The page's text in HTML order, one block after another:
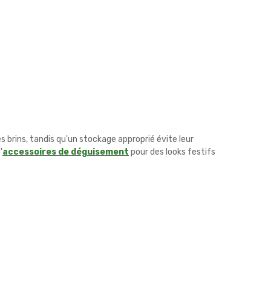
brins, tandis qu'un stockage approprié évite leur
accessoires de déguisement pour des looks festifs